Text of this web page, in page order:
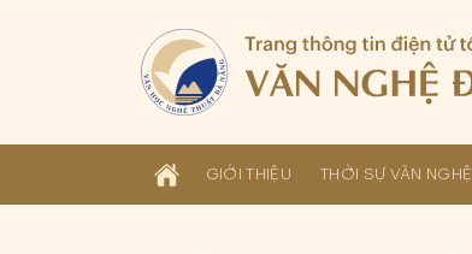
GIỚI THIỆU THỜI SỰ VĂN NGHỆ